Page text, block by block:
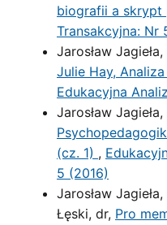
biografii a skrypt
Transakcyjna: Nr
Jarosław
Julie Hay,
Edukacyjna
Jarosław
(cz. 1) ,
5 (2016)
Jarosław
Łęski, dr, Pro